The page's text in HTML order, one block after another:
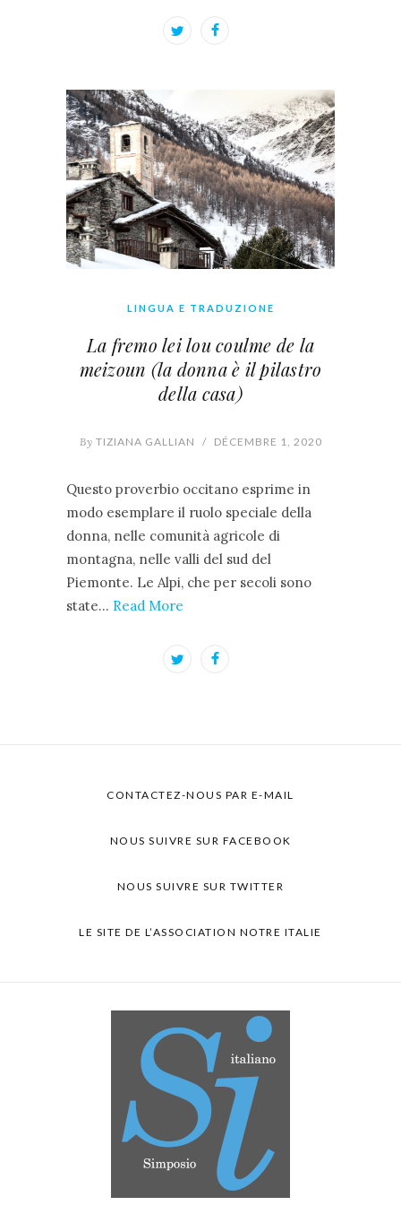
LINGUA E TRADUZIONE
La fremo lei lou coulme de la
meizoun (la donna è il pilastro
della casa)
By TIZIANA GALLIAN / DÉCEMBRE 1, 2020
Questo proverbio occitano esprime in
modo esemplare il ruolo speciale della
donna, nelle comunità agricole di
montagna, nelle valli del sud del
Piemonte. Le Alpi, che per secoli sono
state… Read More
CONTACTEZ-NOUS PAR E-MAIL
NOUS SUIVRE SUR FACEBOOK
NOUS SUIVRE SUR TWITTER
LE SITE DE L’ASSOCIATION NOTRE ITALIE